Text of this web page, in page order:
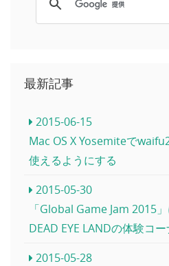
最新記事
2015-06-15
Mac OS X Yosemiteで
使えるようにする
2015-05-30
「Global Game Jam 2015
DEAD EYE LANDの体験コ
2015-05-28